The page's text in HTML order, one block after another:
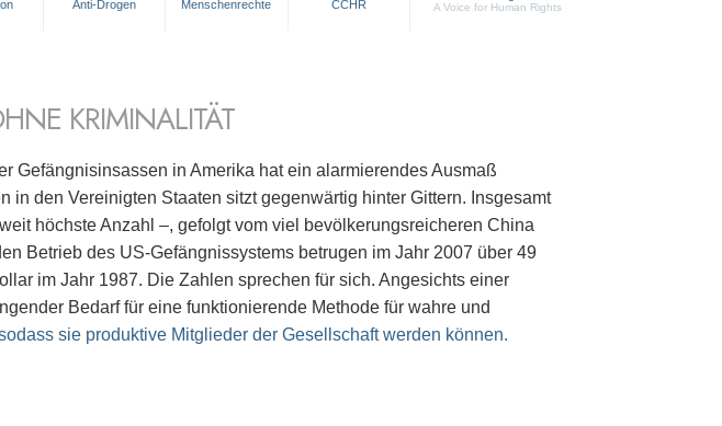
Anti-Drogen Menschenrechte CCHR A Voice for Human Rights
KRIMINALITÄT
Gefängnisinsassen in Amerika hat ein alarmierendes Ausmaß
in den Vereinigten Staaten sitzt gegenwärtig hinter Gittern. Insgesamt
höchste Anzahl –, gefolgt vom viel bevölkerungsreicheren China
Betrieb des US-Gefängnissystems betrugen im Jahr 2007 über 49
im Jahr 1987. Die Zahlen sprechen für sich. Angesichts einer
Bedarf für eine funktionierende Methode für wahre und
sie produktive Mitglieder der Gesellschaft werden können.